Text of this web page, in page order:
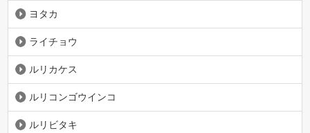
ヨタカ
ライチョウ
ルリカケス
ルリコンゴウインコ
ルリビタキ